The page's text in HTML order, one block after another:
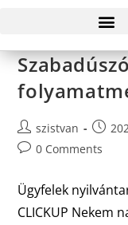
szistvan
0 Comments
Ügyfelek
CLICKUP Nekem